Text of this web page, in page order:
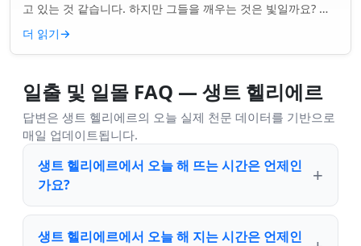
고 있는 것 같습니다. 하지만 그들을 깨우는 것은 빛일까요? 아
니면 더 깊은 무언가일까요? ...
더 읽기→
일출 및 일몰 FAQ — 생트 헬리에르
답변은 생트 헬리에르의 오늘 실제 천문 데이터를 기반으로
매일 업데이트됩니다.
생트 헬리에르에서 오늘 해 뜨는 시간은 언제인
가요?
생트 헬리에르에서 오늘 해 지는 시간은 언제인